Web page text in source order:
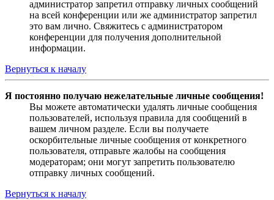
администратор запретил отправку личных сообщений
на всей конференции или же администратор запретил
это вам лично. Свяжитесь с администратором
конференции для получения дополнительной
информации.
Вернуться к началу
Я постоянно получаю нежелательные личные сообщения!
Вы можете автоматически удалять личные сообщения
пользователей, используя правила для сообщений в
вашем личном разделе. Если вы получаете
оскорбительные личные сообщения от конкретного
пользователя, отправьте жалобы на сообщения
модераторам; они могут запретить пользователю
отправку личных сообщений.
Вернуться к началу